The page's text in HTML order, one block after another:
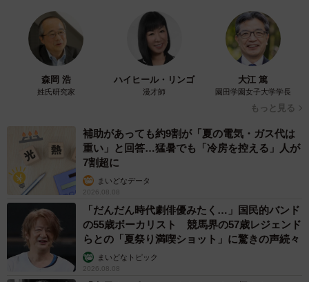
森岡 浩
姓氏研究家
ハイヒール・リンゴ
漫才師
大江 篤
園田学園女子大学学長
もっと見る
補助があっても約9割が「夏の電気・ガス代は
重い」と回答…猛暑でも「冷房を控える」人が
7割超に
まいどなデータ
2026.08.08
「だんだん時代劇俳優みたく…」国民的バンド
の55歳ボーカリスト 競馬界の57歳レジェンド
らとの「夏祭り満喫ショット」に驚きの声続々
まいどなトピック
2026.08.08